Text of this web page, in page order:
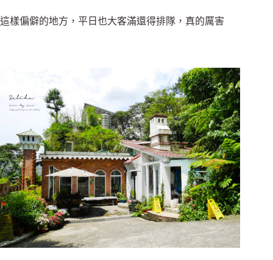
這樣偏僻的地方，平日也大客滿還得排隊，真的厲害